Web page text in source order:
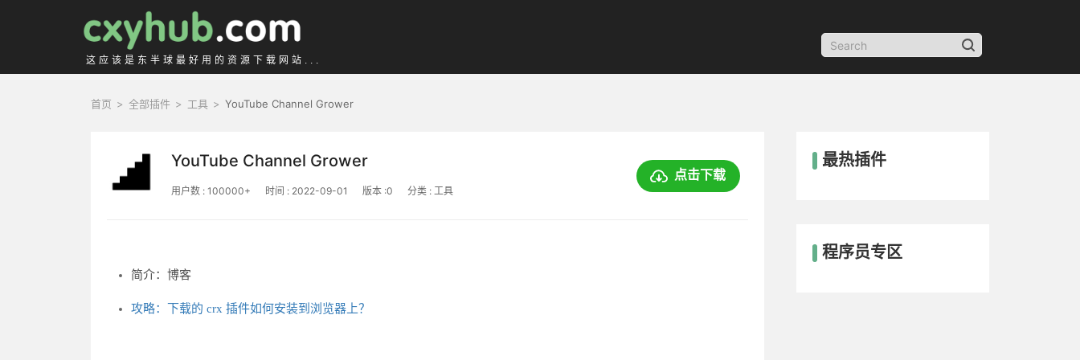
这应该是东半球最好用的资源下载网站...
首页 > 全部插件 > 工具 > YouTube Channel Grower
YouTube Channel Grower
用户数 : 100000+ 时间 : 2022-09-01 版本 :0 分类 : 工具
点击下载
简介：博客
攻略：下载的 crx 插件如何安装到浏览器上？
最热插件
程序员专区